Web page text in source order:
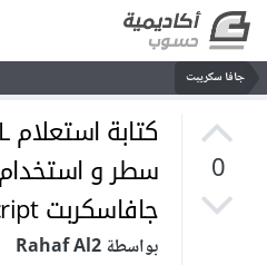
جافا سكريبت
0
سطر و
جافاسكربت JavaScript
بواسطة Rahaf Al2